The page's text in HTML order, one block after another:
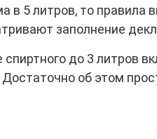
в 5 литров, то правила
заполнение
спиртного до 3 литров
об этом